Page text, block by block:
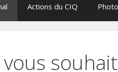
Actions du CIQ